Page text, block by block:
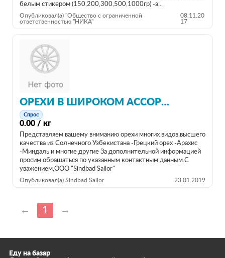
белым стикером (150,200,300,500,1000гр) -э...
Опубликовал(а) "Общество с ограниченной
ответственностью "НИКА"
08.11.20
17
ОРЕХИ В ШИРОКОМ АССОРТИМЕНТЕ НА ЭКСПОРТ
Спрос
0.00 / кг
Представляем вашему вниманию орехи многих видов,высшего
качества из Солнечного Узбекистана -Грецкий орех -Арахис
-Миндаль и многие другие За дополнительной информацией
просим обращаться по указанным контактным данным.С
уважением,ООО "Sindbad Sailor"
Опубликовал(а) Sindbad Sailor 23.01.2019
← 1 →
Еду на базар